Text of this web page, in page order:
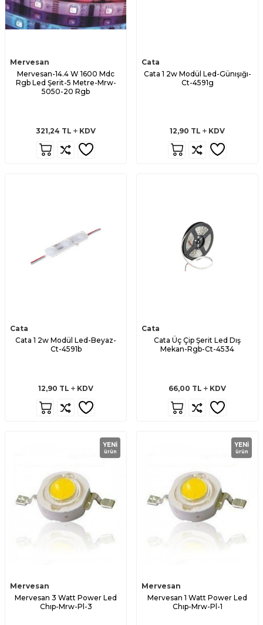
Mervesan
Mervesan-14.4 W 1600 Mdc
Rgb Led Şerit-5 Metre-Mrw-
5050-20 Rgb
321,24 TL KDV
Cata
Cata 1 2w Modül Led-Günışığı-
Ct-4591g
12,90 TL KDV
Cata
Cata 1 2w Modül Led-Beyaz-
Ct-4591b
12,90 TL KDV
Cata
Cata Üç Çip Şerit Led Dış
Mekan-Rgb-Ct-4534
66,00 TL KDV
YENI
ürün
Mervesan
Mervesan 3 Watt Power Led
Chıp-Mrw-Pl-3
YENI
ürün
Mervesan
Mervesan 1 Watt Power Led
Chıp-Mrw-Pl-1